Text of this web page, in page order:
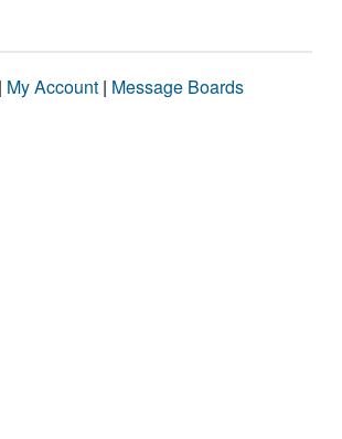
| My Account | Message Boards